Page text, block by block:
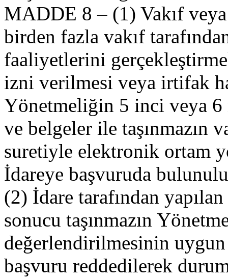
MADDE 8 – (1) Vakıf
birden fazla vakıf
faaliyetlerini
izni verilmesi veya irtifak
Yönetmeliğin 5 inci veya 6
ve belgeler ile taşınmazın
suretiyle elektronik ortam
İdareye başvuruda
(2) İdare tarafından
sonucu taşınmazın
değerlendirilmesinin uygun
başvuru reddedilerek